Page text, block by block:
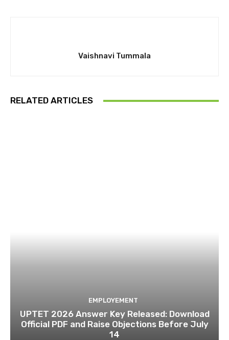
Vaishnavi Tummala
RELATED ARTICLES
EMPLOYEMENT
UPTET 2026 Answer Key Released: Download
Official PDF and Raise Objections Before July
14